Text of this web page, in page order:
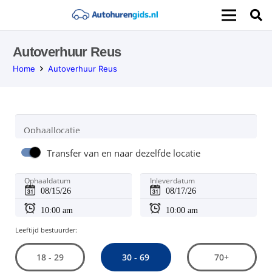
Autoverhuur Reus
Home Autoverhuur Reus
Ophaallocatie
Transfer van en naar dezelfde locatie
Ophaaldatum Inleverdatum
Leeftijd bestuurder:
18 - 29 30 - 69 70+